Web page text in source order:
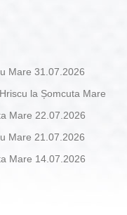
Mare 31.07.2026
la Șomcuta Mare
Mare 22.07.2026
Mare 21.07.2026
Mare 14.07.2026